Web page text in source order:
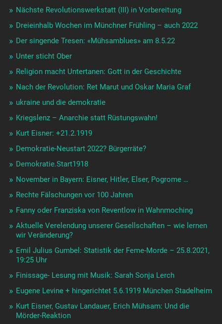
Nächste Revolutionswerkstatt (III) in Vorbereitung
Dreieinhalb Wochen im Münchner Frühling – auch 2022
Der singende Tresen: «Mühsamblues» am 8.5.22
Unter sticht Ober
Religion macht Untertanen: Gott in der Geschichte
Nach der Revolution: Ret Marut und Oskar Maria Graf
ukraine und die demokratie
Kriegslenz – Anarchie statt Rüstungswahn!
Kurt Eisner: +21.2.1919
Demokratie-Neustart 2022? Bürgerräte?
Demokratie.Start1918
November in Bayern: Eisner, Hitler, Elser, Pogrome …
Rechte Fälschungen vor 100 Jahren
Fanny oder Franziska von Reventlow in Wahnmoching
Aktuelle Verelendung unserer Gesellschaften – wie lernen
wir Veränderung?
Emil Julius Gumbel: Statistik der Feme-Morde – 25.8.2021,
19:25 Uhr
Finissage- Lesung mit Musik: Sarah Sonja Lerch
Eugene Levine + hingerichtet 5.6.1919 München Stadelheim
Kurt Eisner, Gustav Landauer, Erich Mühsam: Und die
Mörder-Reaktion